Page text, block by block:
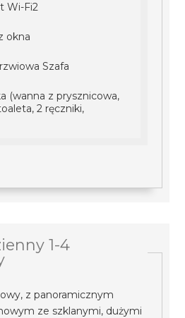
Wi-Fi2
okna
Szafa
(wanna z prysznicowa,
2 ręczniki,
1-4
z panoramicznym
ze szklanymi, dużymi